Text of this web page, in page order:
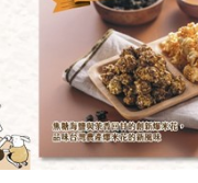
信功實業股份有限公司
貢丸-300g
300公克
葷
冷凍